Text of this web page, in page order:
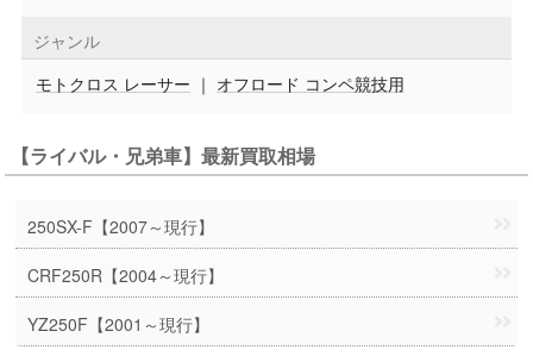
ジャンル
モトクロス レーサー ｜ オフロード コンペ競技用
【ライバル・兄弟車】最新買取相場
250SX-F【2007～現行】
CRF250R【2004～現行】
YZ250F【2001～現行】